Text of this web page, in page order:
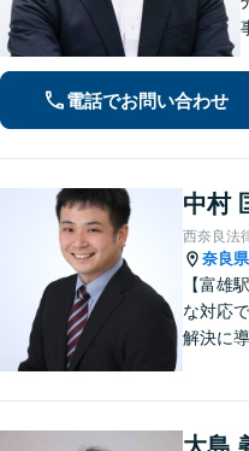
電話でお問い合わせ
中村
西奈良法
奈良県
【富雄
な対応
解決に
続・遺